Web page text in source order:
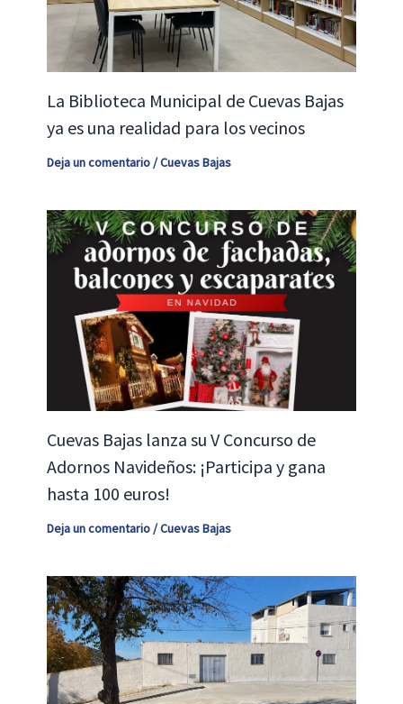
La Biblioteca Municipal de Cuevas Bajas
ya es una realidad para los vecinos
Deja un comentario/Cuevas Bajas
Cuevas Bajas lanza su V Concurso de
Adornos Navideños: ¡Participa y gana
hasta 100 euros!
Deja un comentario /Cuevas Bajas